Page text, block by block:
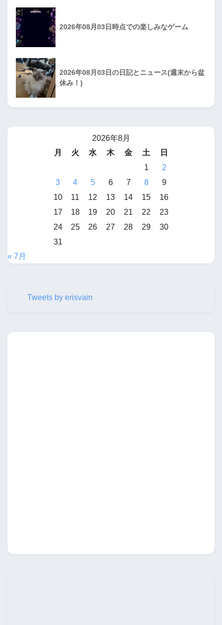
2026年08月03日時点での楽しみなゲーム
2026年08月03日の日記とニュース(週末から盆
休み！)
2026年8月
月
火 水 木 金 土
日
1
2
3
4 5 6 7 8
9
10
11 12 13 14 15
16
17
18 19 20 21 22
23
24
25 26 27 28 29
30
31
« 7月
Tweets by erisvain